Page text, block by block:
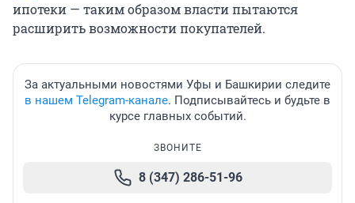
ипотеки — таким образом власти пытаются
расширить возможности покупателей.
За актуальными новостями Уфы и Башкирии следите
в нашем Telegram-канале. Подписывайтесь и будьте в
курсе главных событий.
ЗВОНИТЕ
8 (347) 286-51-96